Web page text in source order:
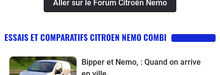
Aller sur le Forum Citroën Nemo
ESSAIS ET COMPARATIFS CITROEN NEMO COMBI
Bipper et Nemo, : Quand on arrive